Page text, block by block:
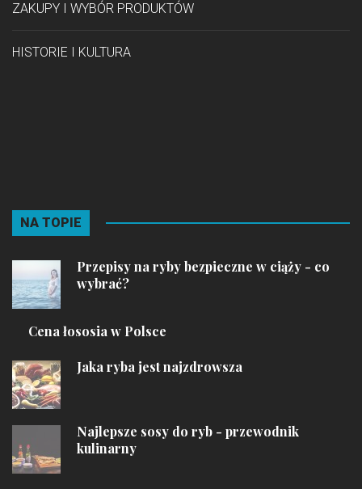
ZAKUPY I WYBÓR PRODUKTÓW
HISTORIE I KULTURA
NA TOPIE
Przepisy na ryby bezpieczne w ciąży - co
wybrać?
Cena łososia w Polsce
Jaka ryba jest najzdrowsza
Najlepsze sosy do ryb - przewodnik
kulinarny